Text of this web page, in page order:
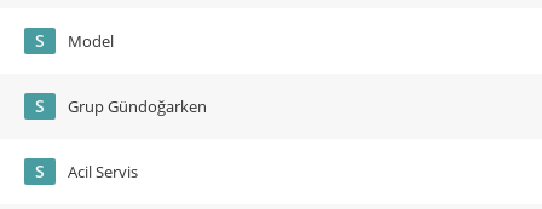
S Model
S Grup Gündoğarken
S Acil Servis